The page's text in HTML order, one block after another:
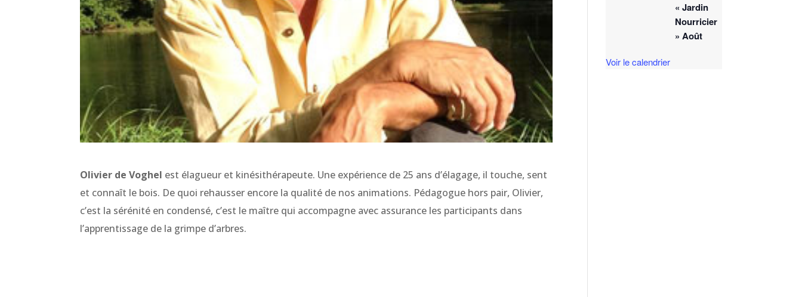
Olivier de Voghel est élagueur et kinésithérapeute. Une expérience de 25 ans d’élagage, il touche, sent
et connaît le bois. De quoi rehausser encore la qualité de nos animations. Pédagogue hors pair, Olivier,
c’est la sérénité en condensé, c’est le maître qui accompagne avec assurance les participants dans
l’apprentissage de la grimpe d’arbres.
« Jardin
Nourricier
» Août
Voir le calendrier